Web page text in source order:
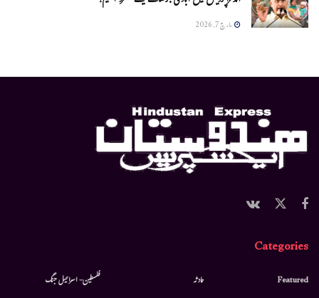
مارچ 7, 2026
Categories
Featured
حادثہ
فلسطین- اسرائیل جنگ